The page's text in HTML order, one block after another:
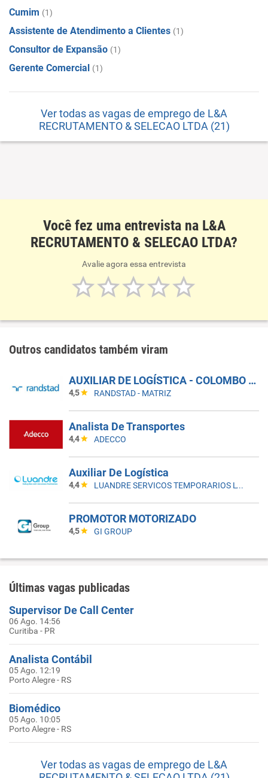
Cumim (1)
Assistente de Atendimento a Clientes (1)
Consultor de Expansão (1)
Gerente Comercial (1)
Ver todas as vagas de emprego de L&A
RECRUTAMENTO & SELECAO LTDA (21)
Você fez uma entrevista na L&A
RECRUTAMENTO & SELECAO LTDA?
Avalie agora essa entrevista
Outros candidatos também viram
AUXILIAR DE LOGÍSTICA - COLOMBO - PR
4,5 RANDSTAD - MATRIZ
Analista De Transportes
4,4 ADECCO
Auxiliar De Logística
4,4 LUANDRE SERVICOS TEMPORARIOS LTDA. (C-I)
PROMOTOR MOTORIZADO
4,5 GI GROUP
Últimas vagas publicadas
Supervisor De Call Center
06 Ago. 14:56
Curitiba - PR
Analista Contábil
05 Ago. 12:19
Porto Alegre - RS
Biomédico
05 Ago. 10:05
Porto Alegre - RS
Ver todas as vagas de emprego de L&A